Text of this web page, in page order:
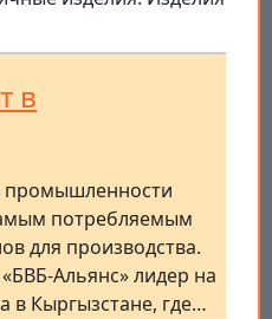
в
промышленности
потребляемым
для производства.
Альянс» лидер на
в Кыргызстане, где…